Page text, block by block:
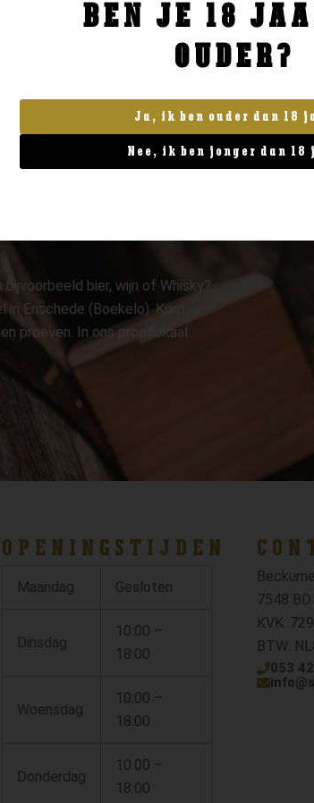
BESTELLEN
bier, wijn of Whisky?
in Enschede (Boekelo). Kom
proeven. In ons proeflokaal
OPENINGSTIJDEN
Maandag Gesloten
Dinsdag
10:00 –
18:00
Woensdag
10:00 –
18:00
Donderdag
10:00 –
18:00
7548
KVK:
BTW:
053
BEN JE 18
OUDER?
Ja, ik ben ouder dan 18
Nee, ik ben jonger dan 18